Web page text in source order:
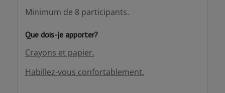
Minimum de 8 participants.
Que dois-je apporter?
Crayons et papier.
Habillez-vous confortablement.